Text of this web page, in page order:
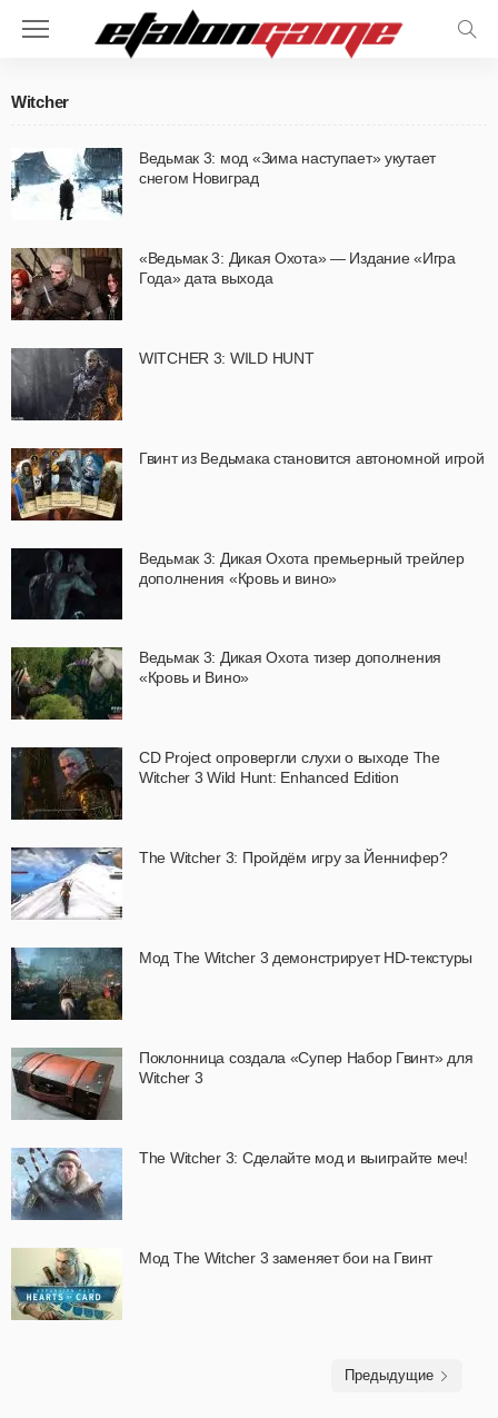
Witcher
Ведьмак 3: мод «Зима наступает» укутает
снегом Новиград
«Ведьмак 3: Дикая Охота» — Издание «Игра
Года» дата выхода
WITCHER 3: WILD HUNT
Гвинт из Ведьмака становится автономной игрой
Ведьмак 3: Дикая Охота премьерный трейлер
дополнения «Кровь и вино»
Ведьмак 3: Дикая Охота тизер дополнения
«Кровь и Вино»
CD Project опровергли слухи о выходе The
Witcher 3 Wild Hunt: Enhanced Edition
The Witcher 3: Пройдём игру за Йеннифер?
Мод The Witcher 3 демонстрирует HD-текстуры
Поклонница создала «Супер Набор Гвинт» для
Witcher 3
The Witcher 3: Сделайте мод и выиграйте меч!
Мод The Witcher 3 заменяет бои на Гвинт
Предыдущие